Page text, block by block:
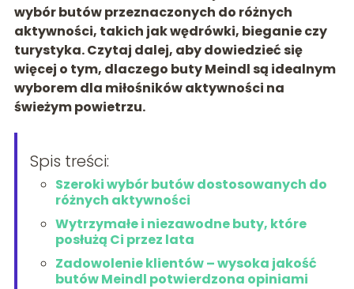
wybór butów przeznaczonych do różnych
aktywności, takich jak wędrówki, bieganie czy
turystyka. Czytaj dalej, aby dowiedzieć się
więcej o tym, dlaczego butyMeindlsą idealnym
wyborem dla miłośników aktywności na
świeżym powietrzu.
Spis treści:
Szeroki wybór butów dostosowanych do
różnych aktywności
Wytrzymałe i niezawodne buty, które
posłużą Ci przez lata
Zadowolenie klientów – wysoka jakość
butów Meindl potwierdzona opiniami